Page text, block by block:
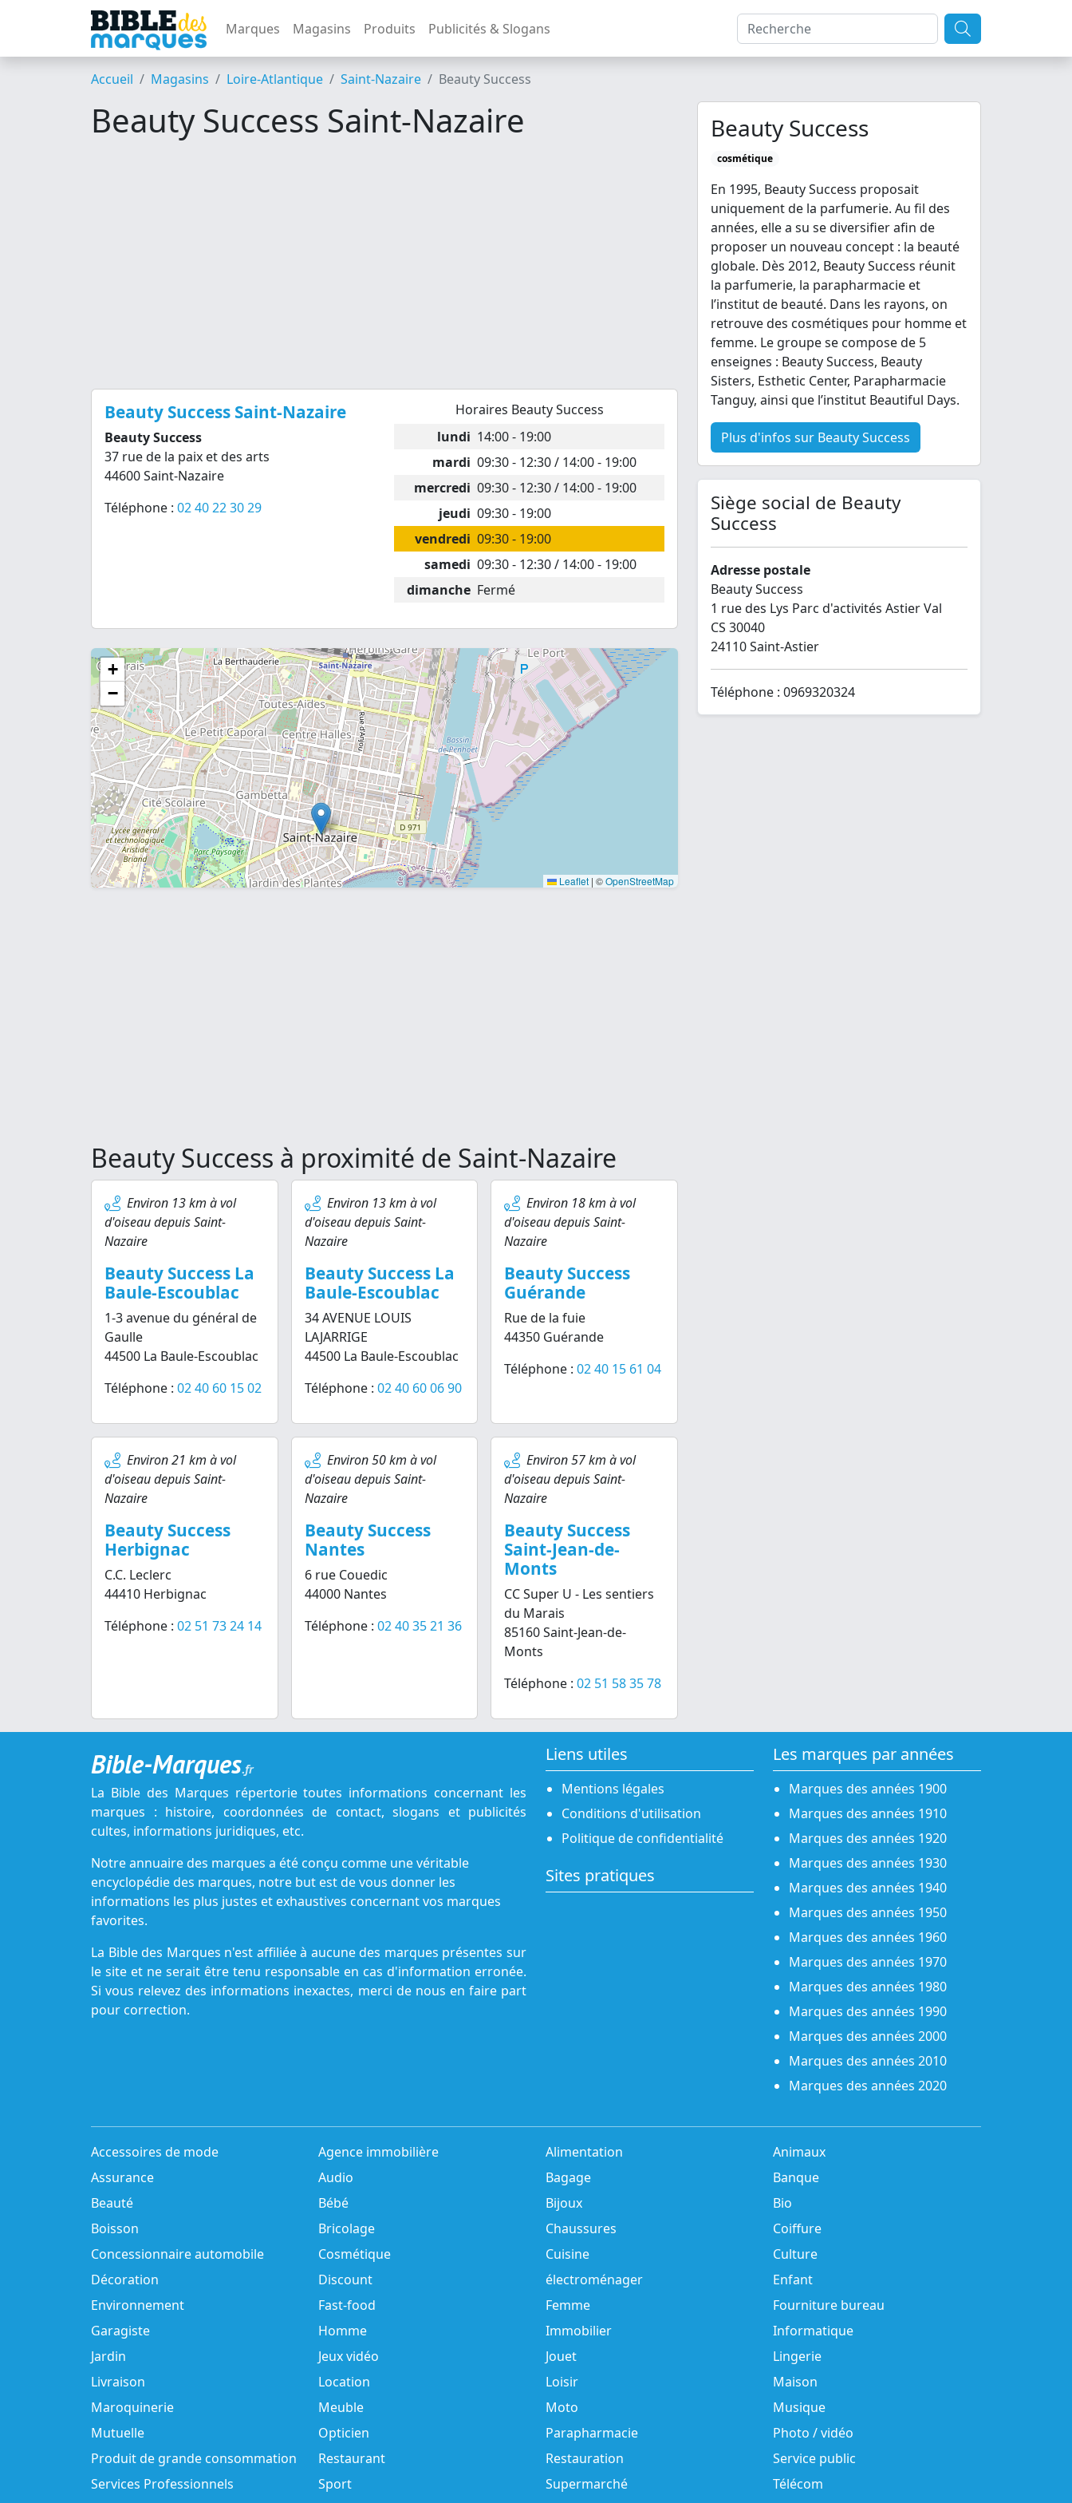
Marques Magasins Produits Publicités & Slogans
Accueil Magasins Loire-Atlantique Saint-Nazaire Beauty Success
Beauty Success Saint-Nazaire
Beauty Success Saint-Nazaire
Beauty Success
37 rue de la paix et des arts
44600 Saint-Nazaire
Téléphone : 02 40 22 30 29
Horaires Beauty Success
lundi 14:00 - 19:00
mardi 09:30 - 12:30 / 14:00 - 19:00
mercredi 09:30 - 12:30 / 14:00 - 19:00
jeudi 09:30 - 19:00
vendredi 09:30 - 19:00
samedi 09:30 - 12:30 / 14:00 - 19:00
dimanche Fermé
+
−
Leaflet | ©OpenStreetMap
Beauty Success à proximité de Saint-Nazaire
Environ 13 km à vol
d'oiseau depuis Saint-
Nazaire
Beauty Success La
Baule-Escoublac
1-3 avenue du général de
Gaulle
44500 La Baule-Escoublac
Téléphone : 02 40 60 15 02
Environ 13 km à vol
d'oiseau depuis Saint-
Nazaire
Beauty Success La
Baule-Escoublac
34 AVENUE LOUIS
LAJARRIGE
44500 La Baule-Escoublac
Téléphone : 02 40 60 06 90
Environ 18 km à vol
d'oiseau depuis Saint-
Nazaire
Beauty Success
Guérande
Rue de la fuie
44350 Guérande
Téléphone :02 40 15 61 04
Environ 21 km à vol
d'oiseau depuis Saint-
Nazaire
Beauty Success
Herbignac
C.C. Leclerc
44410 Herbignac
Téléphone : 02 51 73 24 14
Environ 50 km à vol
d'oiseau depuis Saint-
Nazaire
Beauty Success
Nantes
6 rue Couedic
44000 Nantes
Téléphone : 02 40 35 21 36
Environ 57 km à vol
d'oiseau depuis Saint-
Nazaire
Beauty Success
Saint-Jean-de-
Monts
CC Super U - Les sentiers
du Marais
85160 Saint-Jean-de-
Monts
Téléphone :02 51 58 35 78
Beauty Success
cosmétique
En 1995, Beauty Success proposait
uniquement de la parfumerie. Au fil des
années, elle a su se diversifier afin de
proposer un nouveau concept : la beauté
globale. Dès 2012, Beauty Success réunit
la parfumerie, la parapharmacie et
l’institut de beauté. Dans les rayons, on
retrouve des cosmétiques pour homme et
femme. Le groupe se compose de 5
enseignes : Beauty Success, Beauty
Sisters, Esthetic Center, Parapharmacie
Tanguy, ainsi que l’institut Beautiful Days.
Plus d'infos sur Beauty Success
Siège social de Beauty
Success
Adresse postale
Beauty Success
1 rue des Lys Parc d'activités Astier Val
CS 30040
24110 Saint-Astier
Téléphone : 0969320324
Bible-Marques.fr
La Bible des Marques répertorie toutes informations concernant les
marques : histoire, coordonnées de contact, slogans et publicités
cultes, informations juridiques, etc.
Notre annuaire des marques a été conçu comme une véritable
encyclopédie des marques, notre but est de vous donner les
informations les plus justes et exhaustives concernant vos marques
favorites.
La Bible des Marques n'est affiliée à aucune des marques présentes sur
le site et ne serait être tenu responsable en cas d'information erronée.
Si vous relevez des informations inexactes, merci de nous en faire part
pour correction.
Liens utiles
Mentions légales
Conditions d'utilisation
Politique de confidentialité
Sites pratiques
Les marques par années
Marques des années 1900
Marques des années 1910
Marques des années 1920
Marques des années 1930
Marques des années 1940
Marques des années 1950
Marques des années 1960
Marques des années 1970
Marques des années 1980
Marques des années 1990
Marques des années 2000
Marques des années 2010
Marques des années 2020
Accessoires de mode Agence immobilière Alimentation
Animaux
Assurance
Audio Bagage
Banque
Beauté
Bébé Bijoux
Bio
Boisson
Bricolage Chaussures
Coiffure
Concessionnaire automobile
Cosmétique Cuisine
Culture
Décoration
Discount électroménager
Enfant
Environnement
Fast-food Femme
Fourniture bureau
Garagiste
Homme Immobilier
Informatique
Jardin
Jeux vidéo Jouet
Lingerie
Livraison
Location Loisir
Maison
Maroquinerie
Meuble Moto
Musique
Mutuelle
Opticien Parapharmacie
Photo / vidéo
Produit de grande consommation
Restaurant Restauration
Service public
Services Professionnels
Sport Supermarché
Télécom